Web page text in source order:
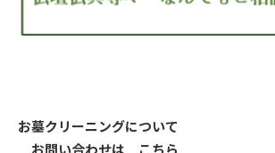
お墓クリーニングについて
お問い合わせは こちら